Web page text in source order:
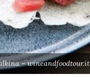
– wineandfoodtour.it